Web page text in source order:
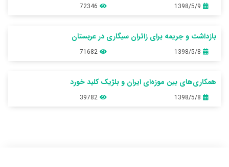
1398/5/9
72346
بازداشت و جریمه برای زائران سیگاری در عربستان
1398/5/8
71682
همکاری‌های بین موزه‌ای ایران و بلژیک کلید خورد
1398/5/8
39782